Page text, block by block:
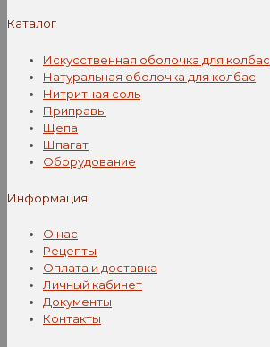
товара.
Каталог
Искусственная оболочка для колбас
Натуральная оболочка для колбас
Нитритная соль
Приправы
Щепа
Шпагат
Оборудование
Информация
О нас
Рецепты
Оплата и доставка
Личный кабинет
Документы
Контакты